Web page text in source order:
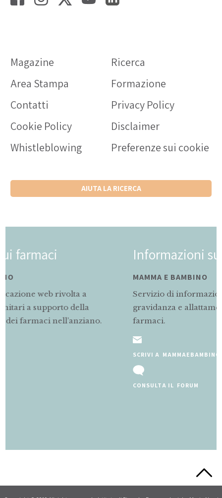
Magazine
Ricerca
Area Stampa
Formazione
Contatti
Privacy Policy
Cookie Policy
Disclaimer
Whistleblowing
Preferenze sui cookie
AIUTA LA RICERCA
Informazioni sui farmaci
Servizio di informazioni rivolto alle mamme in
gravidanza e allattamento sul corretto uso dei
farmaci.
SCRIVI A MAMMAEBAMBINO@MARIONEGRI.IT